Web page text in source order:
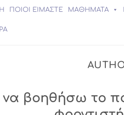
ΠΟΙΟΙ ΕΙΜΑΣΤΕ ΜΑΘΗΜΑΤΑ
βοηθήσω το